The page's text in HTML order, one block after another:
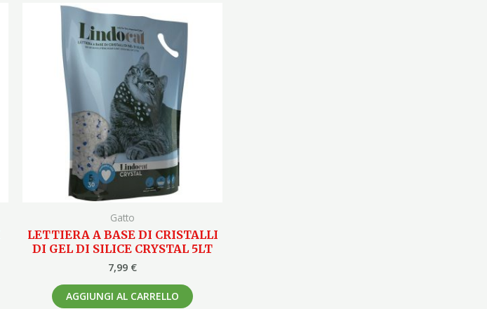
Gatto
LETTIERA A BASE DI CRISTALLI
DI GEL DI SILICE CRYSTAL 5LT
7,99 €
AGGIUNGI AL CARRELLO